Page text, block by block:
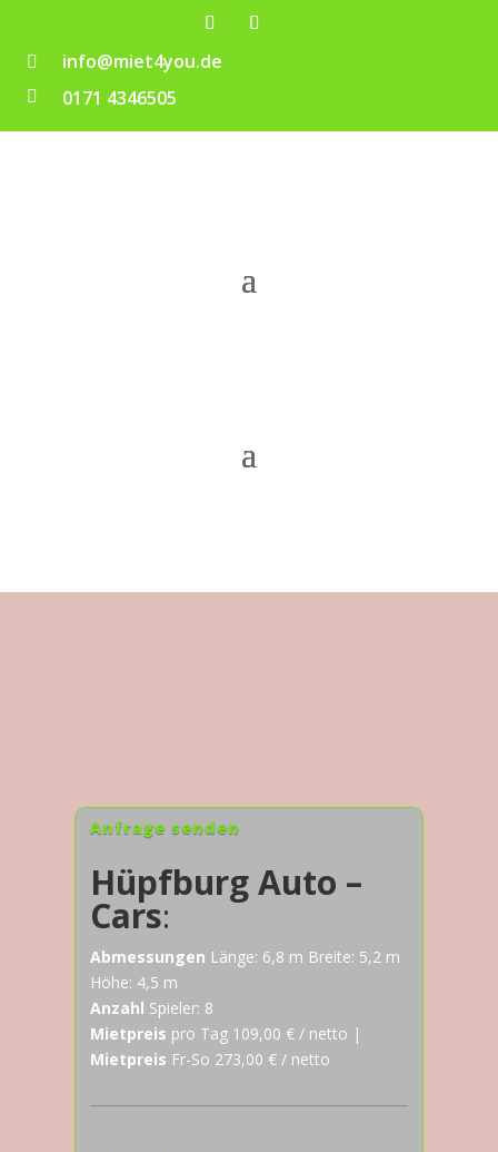
 info@miet4you.de
 0171 4346505
Anfrage senden
Hüpfburg Auto –
Cars:
Abmessungen Länge: 6,8 m Breite: 5,2 m
Höhe: 4,5 m
Anzahl Spieler: 8
Mietpreis pro Tag 109,00 € / netto |
Mietpreis Fr-So 273,00 € / netto